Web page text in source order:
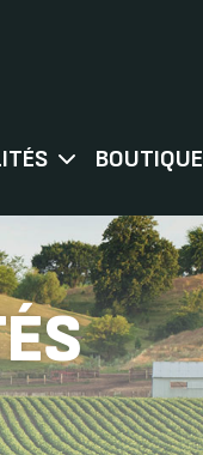
BOUTIQUE